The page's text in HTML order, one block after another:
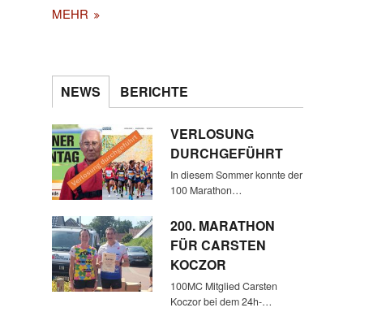
MEHR
NEWS BERICHTE
VERLOSUNG
DURCHGEFÜHRT
In diesem Sommer konnte der
100 Marathon…
200. MARATHON
FÜR CARSTEN
KOCZOR
100MC Mitglied Carsten
Koczor bei dem 24h-…